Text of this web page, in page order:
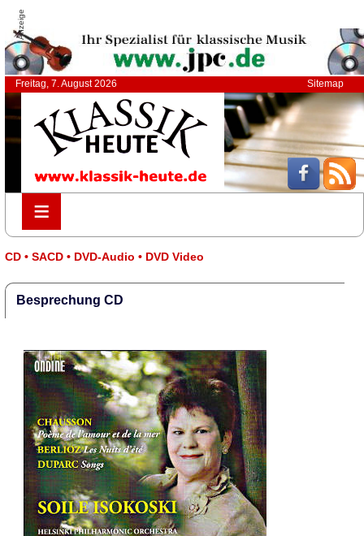
Anzeige
Freitag, 7. August 2026 Sitemap
≡
≡
CD • SACD • DVD-Audio • DVD Video
Besprechung CD